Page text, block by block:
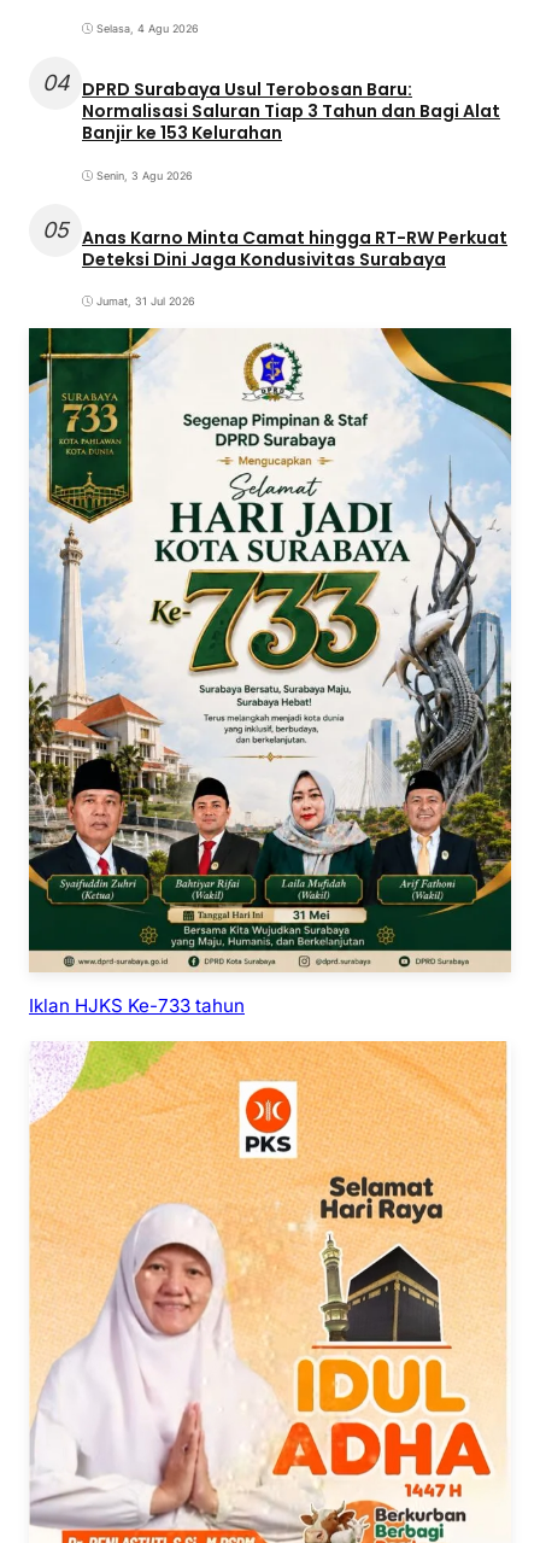
Selasa, 4 Agu 2026
04 DPRD Surabaya Usul Terobosan Baru:
Normalisasi Saluran Tiap 3 Tahun dan Bagi Alat
Banjir ke 153 Kelurahan
Senin, 3 Agu 2026
05 Anas Karno Minta Camat hingga RT-RW Perkuat
Deteksi Dini Jaga Kondusivitas Surabaya
Jumat, 31 Jul 2026
Iklan HJKS Ke-733 tahun